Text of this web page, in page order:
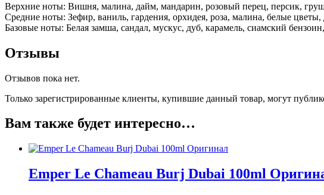
Верхние ноты: Вишня, малина, дайм, мандарин, розовый перец, персик,
Средние ноты: Зефир, ваниль, гардения, орхидея, роза, малина, белые
Базовые ноты: Белая замша, сандал, мускус, дуб, карамель, сиамский
Отзывы
Отзывов пока нет.
Только зарегистрированные клиенты, купившие данный товар, могут
Вам также будет интересно…
Emper Le Chameau Burj Dubai 100ml